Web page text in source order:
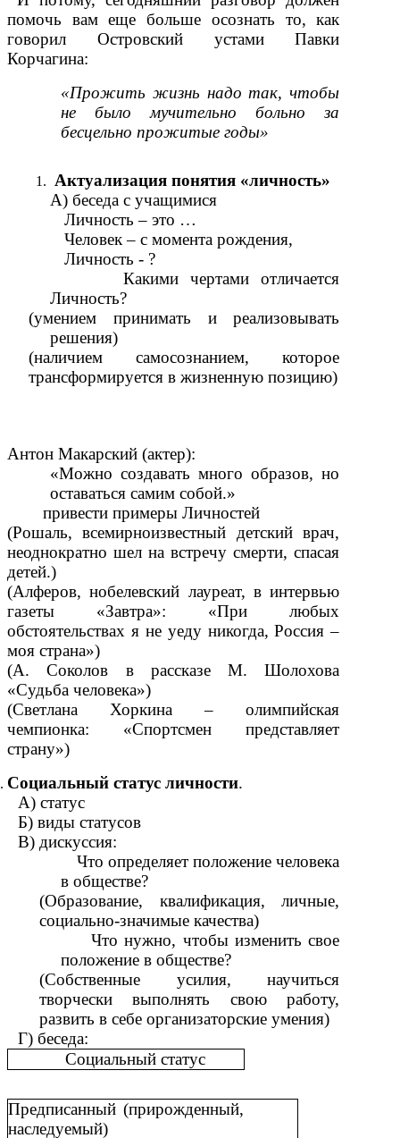
помочь вам еще больше осознать то, как
говорил Островский устами Павки
Корчагина:
«Прожить жизнь надо так, чтобы
не было мучительно больно за
бесцельно прожитые годы»
Актуализация понятия «личность»
А) беседа с учащимися
Личность – это …
Человек – с момента рождения,
Личность - ?
Какими чертами отличается
Личность?
(умением принимать и реализовывать
решения)
(наличием самосознанием, которое
трансформируется в жизненную позицию)
Антон Макарский (актер):
«Можно создавать много образов, но
оставаться самим собой.»
привести примеры Личностей
(Рошаль, всемирноизвестный детский врач,
неоднократно шел на встречу смерти, спасая
детей.)
(Алферов, нобелевский лауреат, в интервью
газеты «Завтра»: «При любых
обстоятельствах я не уеду никогда, Россия –
моя страна»)
(А. Соколов в рассказе М. Шолохова
«Судьба человека»)
(Светлана Хоркина – олимпийская
чемпионка: «Спортсмен представляет
страну»)
Социальный статус личности.
А) статус
Б) виды статусов
В) дискуссия:
Что определяет положение человека
в обществе?
(Образование, квалификация, личные,
социально-значимые качества)
Что нужно, чтобы изменить свое
положение в обществе?
(Собственные усилия, научиться
творчески выполнять свою работу,
развить в себе организаторские умения)
Г) беседа:
Социальный статус
Предписанный (прирожденный,
наследуемый)